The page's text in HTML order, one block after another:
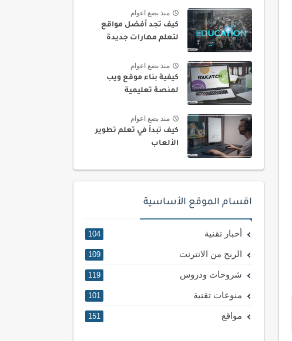
منذ بضع اعوام
كيف تجد أفضل مواقع
لتعلم مهارات جديدة
منذ بضع اعوام
كيفية بناء موقع ويب
لمنصة تعليمية
منذ بضع اعوام
كيف تبدأ في تعلم تطوير
الألعاب
اقسام الموقع الأساسية
أخبار تقنية 104
الربح من الانترنت 109
شروحات ودروس 119
منوعات تقنية 101
مواقع 151